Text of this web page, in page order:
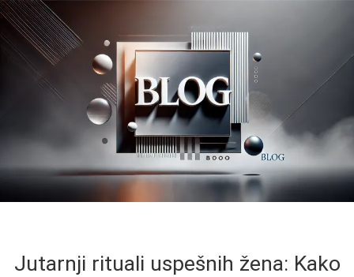
Jutarnji rituali uspešnih žena: Kako